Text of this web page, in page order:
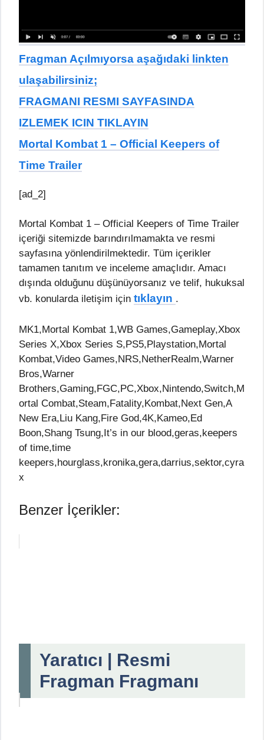
Fragman Açılmıyorsa aşağıdaki linkten
ulaşabilirsiniz;
FRAGMANI RESMI SAYFASINDA
IZLEMEK ICIN TIKLAYIN
Mortal Kombat 1 – Official Keepers of
Time Trailer
[ad_2]
Mortal Kombat 1 – Official Keepers of Time Trailer
içeriği sitemizde barındırılmamakta ve resmi
sayfasına yönlendirilmektedir. Tüm içerikler
tamamen tanıtım ve inceleme amaçlıdır. Amacı
dışında olduğunu düşünüyorsanız ve telif, hukuksal
vb. konularda iletişim için tıklayın .
MK1,Mortal Kombat 1,WB Games,Gameplay,Xbox
Series X,Xbox Series S,PS5,Playstation,Mortal
Kombat,Video Games,NRS,NetherRealm,Warner
Bros,Warner
Brothers,Gaming,FGC,PC,Xbox,Nintendo,Switch,M
ortal Combat,Steam,Fatality,Kombat,Next Gen,A
New Era,Liu Kang,Fire God,4K,Kameo,Ed
Boon,Shang Tsung,It’s in our blood,geras,keepers
of time,time
keepers,hourglass,kronika,gera,darrius,sektor,cyra
x
Benzer İçerikler:
Yaratıcı | Resmi
Fragman Fragmanı